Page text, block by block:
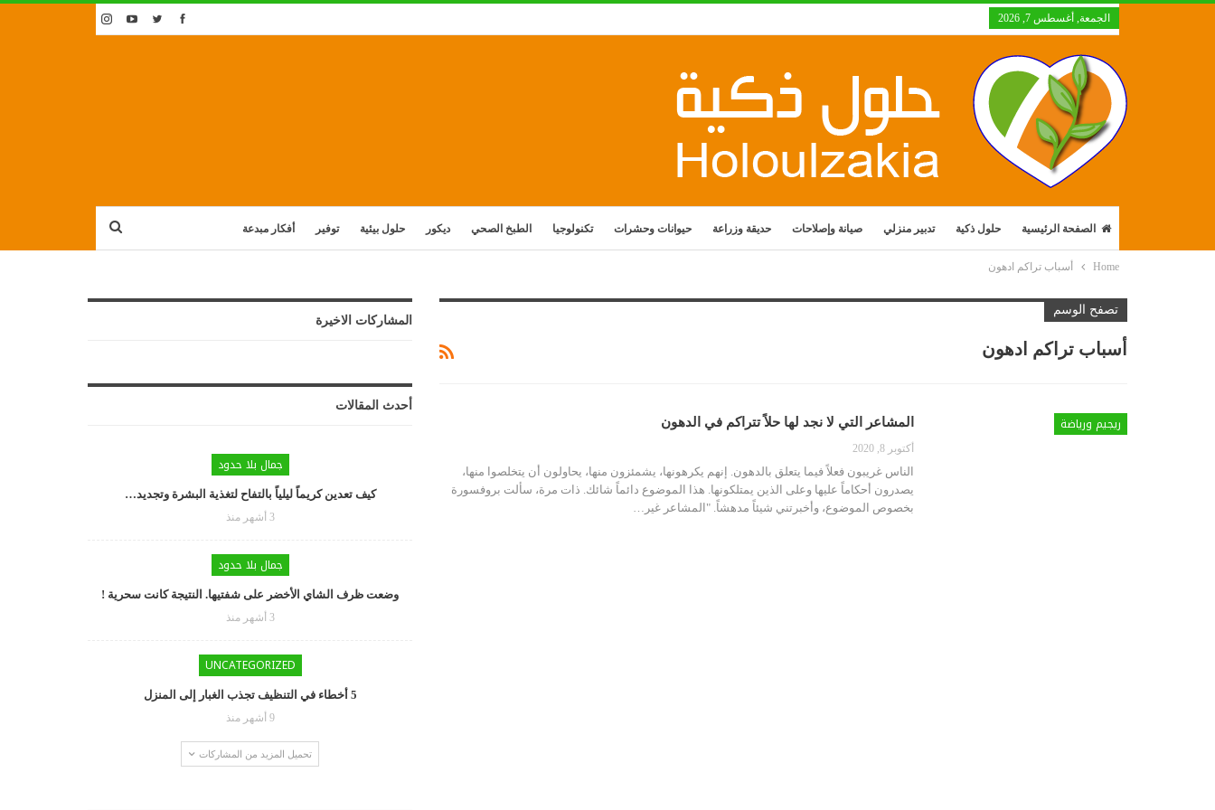
الجمعة, أغسطس 7, 2026
الصفحة الرئيسية حلول ذكية تدبير منزلي صيانة وإصلاحات حديقة وزراعة حيوانات وحشرات تكنولوجيا الطبخ الصحي ديكور حلول بيئية توفير أفكار مبدعة
Home أسباب تراكم ادهون
تصفح الوسم
أسباب تراكم ادهون
ريجيم ورياضة المشاعر التي لا نجد لها حلاً تتراكم في الدهون
أكتوبر 8, 2020
الناس غريبون فعلاً فيما يتعلق بالدهون. إنهم يكرهونها، يشمئزون منها، يحاولون أن يتخلصوا منها،
يصدرون أحكاماً عليها وعلى الذين يمتلكونها. هذا الموضوع دائماً شائك. ذات مرة، سألت بروفسورة
بخصوص الموضوع، وأخبرتني شيئاً مدهشاً. "المشاعر غير
المشاركات الاخيرة
أحدث المقالات
جمال بلا حدود
كيف تعدين كريماً ليلياً بالتفاح لتغذية البشرة وتجديد…
3 أشهر منذ
جمال بلا حدود
وضعت ظرف الشاي الأخضر على شفتيها. النتيجة كانت سحرية !
3 أشهر منذ
UNCATEGORIZED
5 أخطاء في التنظيف تجذب الغبار إلى المنزل
9 أشهر منذ
تحميل المزيد من المشاركات